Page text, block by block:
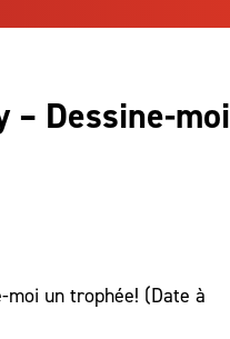
– Dessine-moi
un trophée! (Date à